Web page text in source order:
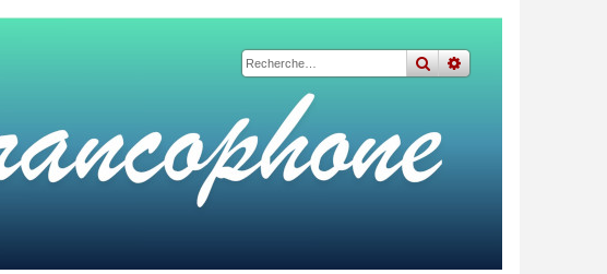
rechercher
recherche